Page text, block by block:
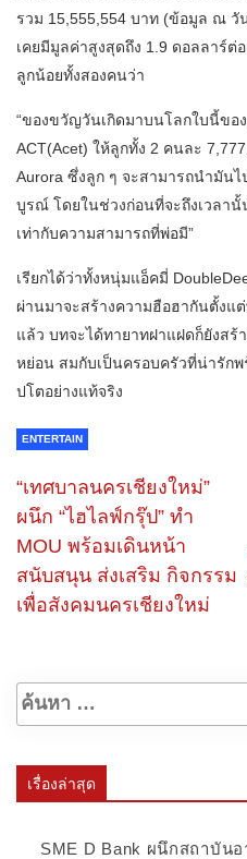
รวม 15,555,554 บาท (ข้อมูล ณ
เคยมีมูลค่าสูงสุดถึง 1.9 ดอลลาร์ต่
ลูกน้อยทั้งสองคนว่า
“ของขวัญวันเกิดมาบนโลกใบนี้ขอ
ACT(Acet) ให้ลูกทั้ง 2 คนละ
Aurora ซึ่งลูก ๆ จะสามารถนำมัน
บูรณ์ โดยในช่วงก่อนที่จะถึงเวลา
เท่ากับความสามารถที่พ่อมี”
เรียกได้ว่าทั้งหนุ่มแอ็คมี่
ผ่านมาจะสร้างความฮือฮากันตั้งแ
แล้ว บทจะได้ทายาทฝาแฝดก็ยังสร้
หย่อน สมกับเป็นครอบครัวที่น่ารักพ
ปโตอย่างแท้จริง
ENTERTAIN
“เทศบาลนครเชียงใหม่”
ผนึก “ไฮไลฟ์กรุ๊ป” ทำ
MOU พร้อมเดินหน้า
สนับสนุน ส่งเสริม กิจกรรม
เพื่อสังคมนครเชียงใหม่
เรื่องล่าสุด
SME D Bank ผนึกสถาบัน